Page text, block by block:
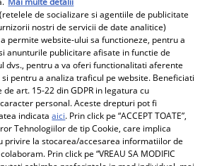
mai aflau, alături de ea, Smiley,
Chirilă. Însă, artista a renunțat la
singur sezon. Acum, soția lui
de ce a luat această decizie.
articol.
de socializare si agentiile de publicitate
nostri de servicii de date analitice)
permite website-ului sa functioneze, pentru a
anunturile publicitare afisate in functie de
dvs., pentru a va oferi functionalitati aferente
pentru a analiza traficul pe website. Beneficiati
art. 15-22 din GDPR in legatura cu
personal. Aceste drepturi pot fi
indicataaici. Prin click pe “ACCEPT TOATE”,
Tehnologiilor de tip Cookie, care implica
privire la stocarea/accesarea informatiilor de
Prin click pe “VREAU SA MODIFIC